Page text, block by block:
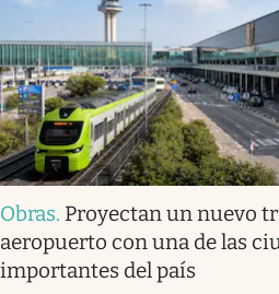
Obras. Proyectan un nuevo
aeropuerto con una de las
importantes del país